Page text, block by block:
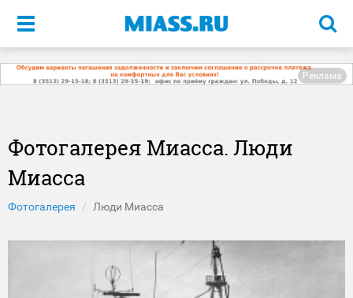
Меню
Реклама
Фотогалерея Миасса. Люди
Миасса
Фотогалерея Люди Миасса